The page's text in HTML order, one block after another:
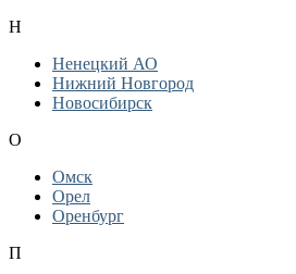
Н
Ненецкий АО
Нижний Новгород
Новосибирск
О
Омск
Орел
Оренбург
П